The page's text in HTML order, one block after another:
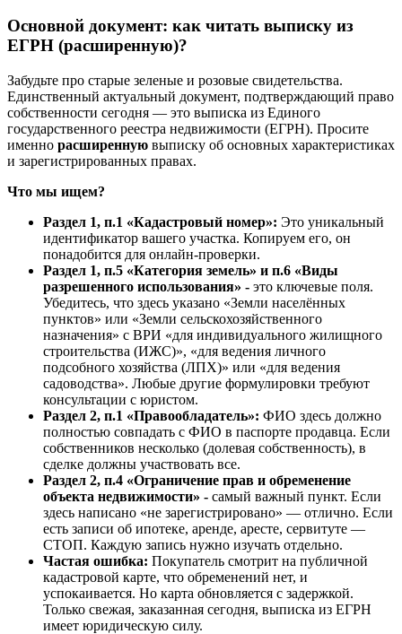
Основной документ: как читать выписку из
ЕГРН (расширенную)?
Забудьте про старые зеленые и розовые свидетельства.
Единственный актуальный документ, подтверждающий право
собственности сегодня — это выписка из Единого
государственного реестра недвижимости (ЕГРН). Просите
именно расширенную выписку об основных характеристиках
и зарегистрированных правах.
Что мы ищем?
Раздел 1, п.1 «Кадастровый номер»: Это уникальный
идентификатор вашего участка. Копируем его, он
понадобится для онлайн-проверки.
Раздел 1, п.5 «Категория земель» и п.6 «Виды
разрешенного использования» - это ключевые поля.
Убедитесь, что здесь указано «Земли населённых
пунктов» или «Земли сельскохозяйственного
назначения» с ВРИ «для индивидуального жилищного
строительства (ИЖС)», «для ведения личного
подсобного хозяйства (ЛПХ)» или «для ведения
садоводства». Любые другие формулировки требуют
консультации с юристом.
Раздел 2, п.1 «Правообладатель»: ФИО здесь должно
полностью совпадать с ФИО в паспорте продавца. Если
собственников несколько (долевая собственность), в
сделке должны участвовать все.
Раздел 2, п.4 «Ограничение прав и обременение
объекта недвижимости» - самый важный пункт. Если
здесь написано «не зарегистрировано» — отлично. Если
есть записи об ипотеке, аренде, аресте, сервитуте —
СТОП. Каждую запись нужно изучать отдельно.
Частая ошибка: Покупатель смотрит на публичной
кадастровой карте, что обременений нет, и
успокаивается. Но карта обновляется с задержкой.
Только свежая, заказанная сегодня, выписка из ЕГРН
имеет юридическую силу.